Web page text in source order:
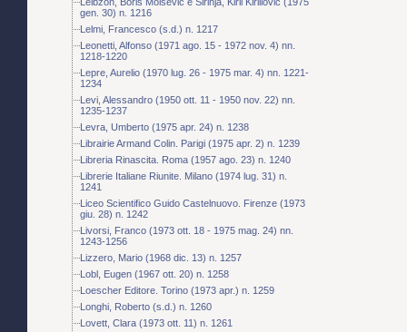
gen. 30) n. 1216
Lelmi, Francesco (s.d.) n. 1217
Leonetti, Alfonso (1971 ago. 15 - 1972 nov. 4) nn.
1218-1220
Lepre, Aurelio (1970 lug. 26 - 1975 mar. 4) nn. 1221-
1234
Levi, Alessandro (1950 ott. 11 - 1950 nov. 22) nn.
1235-1237
Levra, Umberto (1975 apr. 24) n. 1238
Librairie Armand Colin. Parigi (1975 apr. 2) n. 1239
Libreria Rinascita. Roma (1957 ago. 23) n. 1240
Librerie Italiane Riunite. Milano (1974 lug. 31) n.
1241
Liceo Scientifico Guido Castelnuovo. Firenze (1973
giu. 28) n. 1242
Livorsi, Franco (1973 ott. 18 - 1975 mag. 24) nn.
1243-1256
Lizzero, Mario (1968 dic. 13) n. 1257
Lobl, Eugen (1967 ott. 20) n. 1258
Loescher Editore. Torino (1973 apr.) n. 1259
Longhi, Roberto (s.d.) n. 1260
Lovett, Clara (1973 ott. 11) n. 1261